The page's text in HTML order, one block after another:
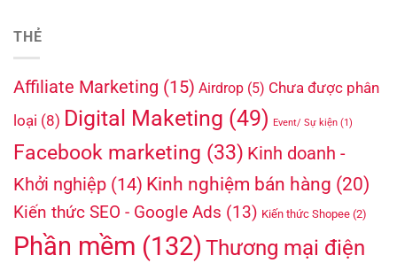
THẺ
Affiliate Marketing (15) Airdrop (5) Chưa được phân
loại (8) Digital Maketing (49) Event/ Sự kiện (1)
Facebook marketing (33) Kinh doanh -
Khởi nghiệp (14) Kinh nghiệm bán hàng (20)
Kiến thức SEO - Google Ads (13) Kiến thức Shopee (2)
Phần mềm (132) Thương mại điện